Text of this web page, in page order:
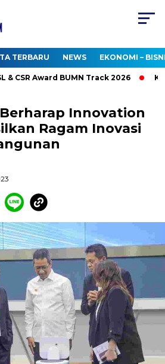
TERBARU NEWS EKONOMI –
Award BUMN Track 2026
Innovation
Ragam Inovasi